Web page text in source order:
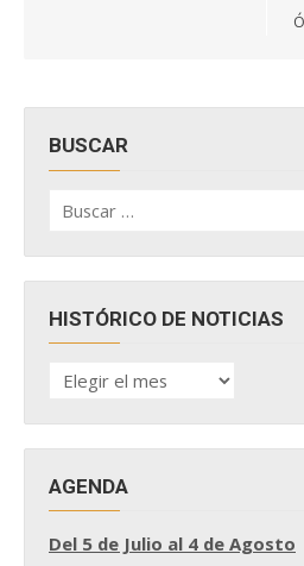
BUSCAR
por:
HISTÓRICO DE NOTICIAS
HISTÓRICO
DE
AGENDA
Del 5 de Julio al 4 de Agosto